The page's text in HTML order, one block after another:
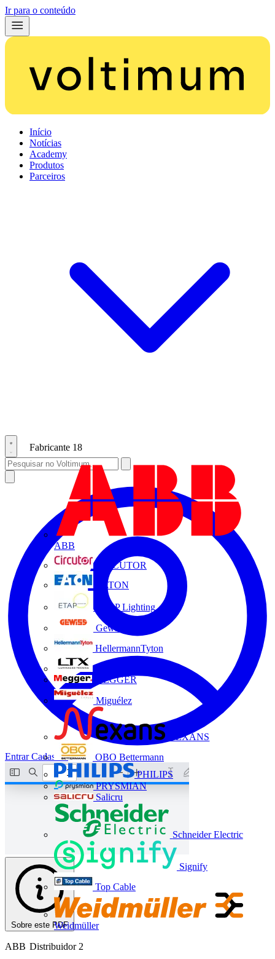
Ir para o conteúdo
Início
Notícias
Academy
Produtos
Parceiros
Fabricante 18
ABB
CIRCUTOR
EATON
ETAP Lighting
Gewiss
HellermannTyton
MEGGER
Miguélez
NEXANS
OBO Bettermann
PHILIPS
PRYSMIAN
Salicru
Schneider Electric
Signify
Top Cable
Weidmüller
Distribuidor 2
EntrarCadastrar
Sobre este PDF
ABB